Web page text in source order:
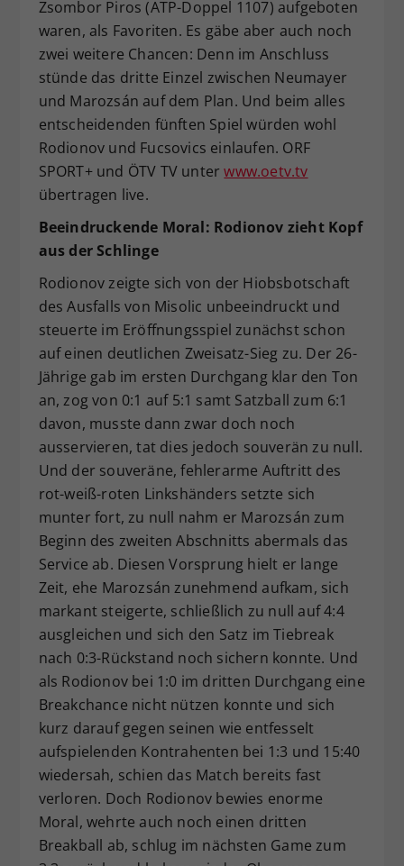
Zsombor Piros (ATP-Doppel 1107) aufgeboten
waren, als Favoriten. Es gäbe aber auch noch
zwei weitere Chancen: Denn im Anschluss
stünde das dritte Einzel zwischen Neumayer
und Marozsán auf dem Plan. Und beim alles
entscheidenden fünften Spiel würden wohl
Rodionov und Fucsovics einlaufen. ORF
SPORT+ und ÖTV TV unterwww.oetv.tv
übertragen live.
Beeindruckende Moral: Rodionov zieht Kopf
aus der Schlinge
Rodionov zeigte sich von der Hiobsbotschaft
des Ausfalls von Misolic unbeeindruckt und
steuerte im Eröffnungsspiel zunächst schon
auf einen deutlichen Zweisatz-Sieg zu. Der 26-
Jährige gab im ersten Durchgang klar den Ton
an, zog von 0:1 auf 5:1 samt Satzball zum 6:1
davon, musste dann zwar doch noch
ausservieren, tat dies jedoch souverän zu null.
Und der souveräne, fehlerarme Auftritt des
rot-weiß-roten Linkshänders setzte sich
munter fort, zu null nahm er Marozsán zum
Beginn des zweiten Abschnitts abermals das
Service ab. Diesen Vorsprung hielt er lange
Zeit, ehe Marozsán zunehmend aufkam, sich
markant steigerte, schließlich zu null auf 4:4
ausgleichen und sich den Satz im Tiebreak
nach 0:3-Rückstand noch sichern konnte. Und
als Rodionov bei 1:0 im dritten Durchgang eine
Breakchance nicht nützen konnte und sich
kurz darauf gegen seinen wie entfesselt
aufspielenden Kontrahenten bei 1:3 und 15:40
wiedersah, schien das Match bereits fast
verloren. Doch Rodionov bewies enorme
Moral, wehrte auch noch einen dritten
Breakball ab, schlug im nächsten Game zum